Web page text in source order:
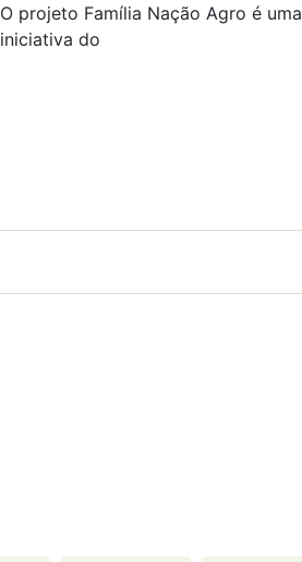
O projeto Família Nação Agro é uma
iniciativa do